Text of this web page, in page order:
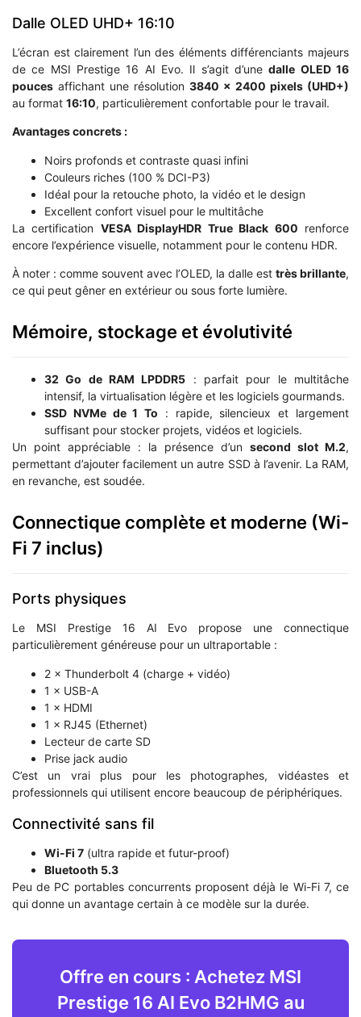
Dalle OLED UHD+ 16:10
L’écran est clairement l’un des éléments différenciants majeurs
de ce MSI Prestige 16 AI Evo. Il s’agit d’unedalle OLED 16
pouces affichant une résolution 3840 x 2400 pixels (UHD+)
au format 16:10, particulièrement confortable pour le travail.
Avantages concrets :
Noirs profonds et contraste quasi infini
Couleurs riches (100 % DCI-P3)
Idéal pour la retouche photo, la vidéo et le design
Excellent confort visuel pour le multitâche
La certification VESA DisplayHDR True Black 600 renforce
encore l’expérience visuelle, notamment pour le contenu HDR.
À noter : comme souvent avec l’OLED, la dalle est très brillante,
ce qui peut gêner en extérieur ou sous forte lumière.
Mémoire, stockage et évolutivité
32 Go de RAM LPDDR5 : parfait pour le multitâche
intensif, la virtualisation légère et les logiciels gourmands.
SSD NVMe de 1 To : rapide, silencieux et largement
suffisant pour stocker projets, vidéos et logiciels.
Un point appréciable : la présence d’un second slot M.2,
permettant d’ajouter facilement un autre SSD à l’avenir. La RAM,
en revanche, est soudée.
Connectique complète et moderne (Wi-
Fi 7 inclus)
Ports physiques
Le MSI Prestige 16 AI Evo propose une connectique
particulièrement généreuse pour un ultraportable :
2 × Thunderbolt 4 (charge + vidéo)
1 × USB-A
1 × HDMI
1 × RJ45 (Ethernet)
Lecteur de carte SD
Prise jack audio
C’est un vrai plus pour les photographes, vidéastes et
professionnels qui utilisent encore beaucoup de périphériques.
Connectivité sans fil
Wi-Fi 7 (ultra rapide et futur-proof)
Bluetooth 5.3
Peu de PC portables concurrents proposent déjà le Wi-Fi 7, ce
qui donne un avantage certain à ce modèle sur la durée.
Offre en cours : Achetez MSI
Prestige 16 AI Evo B2HMG au